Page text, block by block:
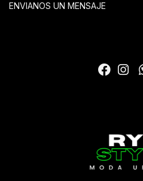
ENVIANOS UN MENSAJE